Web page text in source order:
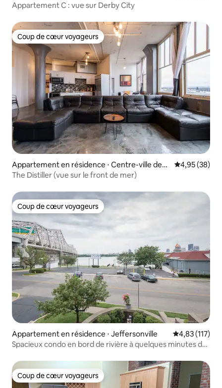
Appartement C : vue sur Derby City
Coup de cœur voyageurs
Coup de cœur voyageurs
Appartement en résidence ⋅ Centre-ville des
affaires
Évaluation
4,95 (38)
The Distiller (vue sur le front de mer)
Coup de cœur voyageurs
Coup de cœur voyageurs
Appartement en résidence ⋅ Jeffersonville Évaluation
4,83 (117)
Spacieux condo en bord de rivière à quelques minutes du
Coup de cœur voyageurs
Coup de cœur voyageurs